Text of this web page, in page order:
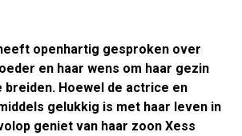
openhartig gesproken over
en haar wens om haar gezin
Hoewel de actrice en
gelukkig is met haar leven in
geniet van haar zoon Xess